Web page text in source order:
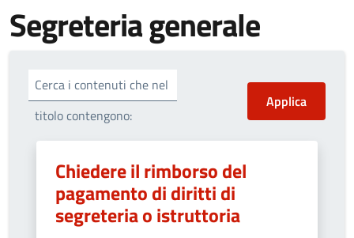
Segreteria generale
Cerca i contenuti che nel
titolo contengono:
Chiedere il rimborso del
pagamento di diritti di
segreteria o istruttoria